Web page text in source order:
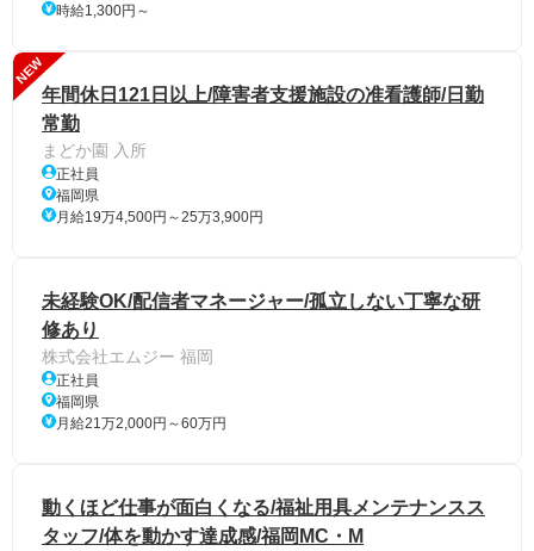
時給1,300円～
NEW
年間休日121日以上/障害者支援施設の准看護師/日勤
常勤
まどか園 入所
正社員
福岡県
月給19万4,500円～25万3,900円
未経験OK/配信者マネージャー/孤立しない丁寧な研
修あり
株式会社エムジー 福岡
正社員
福岡県
月給21万2,000円～60万円
動くほど仕事が面白くなる/福祉用具メンテナンスス
タッフ/体を動かす達成感/福岡MC・M